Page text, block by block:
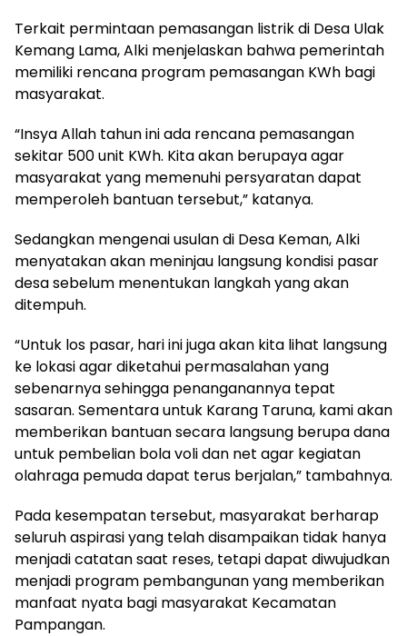
Terkait permintaan pemasangan listrik di Desa Ulak
Kemang Lama, Alki menjelaskan bahwa pemerintah
memiliki rencana program pemasangan KWh bagi
masyarakat.
“Insya Allah tahun ini ada rencana pemasangan
sekitar 500 unit KWh. Kita akan berupaya agar
masyarakat yang memenuhi persyaratan dapat
memperoleh bantuan tersebut,” katanya.
Sedangkan mengenai usulan di Desa Keman, Alki
menyatakan akan meninjau langsung kondisi pasar
desa sebelum menentukan langkah yang akan
ditempuh.
“Untuk los pasar, hari ini juga akan kita lihat langsung
ke lokasi agar diketahui permasalahan yang
sebenarnya sehingga penanganannya tepat
sasaran. Sementara untuk Karang Taruna, kami akan
memberikan bantuan secara langsung berupa dana
untuk pembelian bola voli dan net agar kegiatan
olahraga pemuda dapat terus berjalan,” tambahnya.
Pada kesempatan tersebut, masyarakat berharap
seluruh aspirasi yang telah disampaikan tidak hanya
menjadi catatan saat reses, tetapi dapat diwujudkan
menjadi program pembangunan yang memberikan
manfaat nyata bagi masyarakat Kecamatan
Pampangan.